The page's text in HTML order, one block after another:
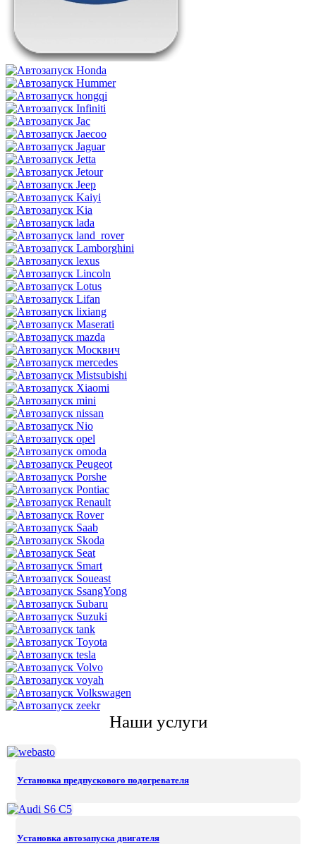
Наши услуги
Установка предпускового подогревателя
Установка автозапуска двигателя